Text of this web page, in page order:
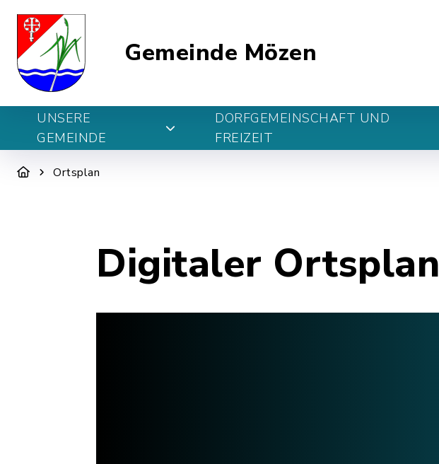
Gemeinde Mözen
UNSERE
GEMEINDE
DORFGEMEINSCHAFT UND
FREIZEIT
Ortsplan
Digitaler Ortsplan